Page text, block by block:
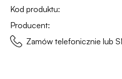
Kod produktu:
Producent:
Zamów telefonicznie lub